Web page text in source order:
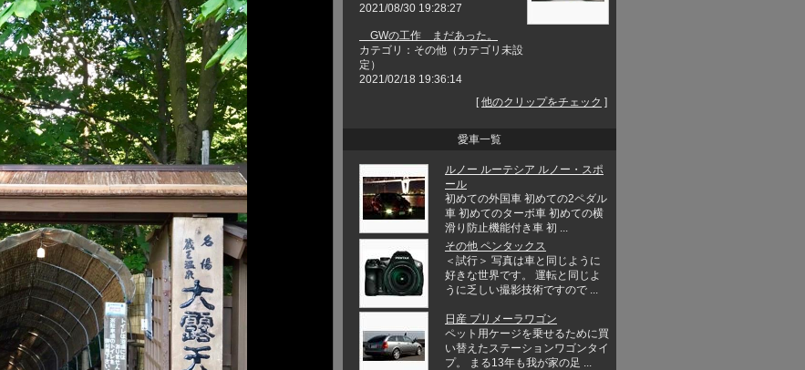
2021/08/30 19:28:27
GWの工作 まだあった。
カテゴリ：その他（カテゴリ未設
定）
2021/02/18 19:36:14
[他のクリップをチェック ]
愛車一覧
ルノー ルーテシア ルノー・スポ
ール
初めての外国車 初めての2ペダル
車 初めてのターボ車 初めての横
滑り防止機能付き車 初 ...
その他 ペンタックス
＜試行＞ 写真は車と同じように
好きな世界です。 運転と同じよ
うに乏しい撮影技術ですので ...
日産 プリメーラワゴン
ペット用ケージを乗せるために買
い替えたステーションワゴンタイ
プ。 まる13年も我が家の足 ...